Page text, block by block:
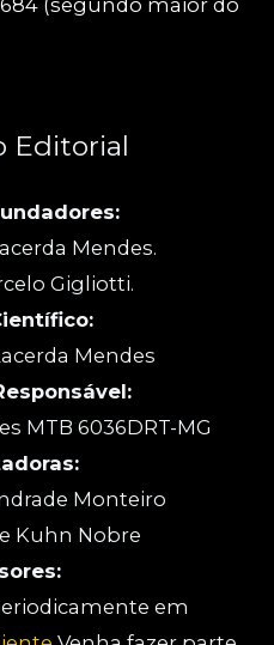
Editorial
Mendes.
Gigliotti.
Mendes
MTB 6036DRT-MG
Monteiro
Kuhn Nobre
em